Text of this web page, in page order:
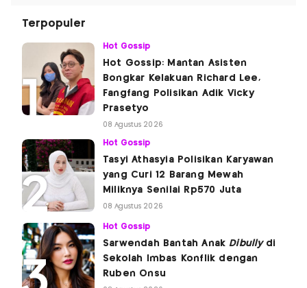
Terpopuler
Hot Gossip
Hot Gossip: Mantan Asisten
Bongkar Kelakuan Richard Lee,
Fangfang Polisikan Adik Vicky
Prasetyo
08 Agustus 2026
Hot Gossip
Tasyi Athasyia Polisikan Karyawan
yang Curi 12 Barang Mewah
Miliknya Senilai Rp570 Juta
08 Agustus 2026
Hot Gossip
Sarwendah Bantah Anak Dibullydi
Sekolah Imbas Konflik dengan
Ruben Onsu